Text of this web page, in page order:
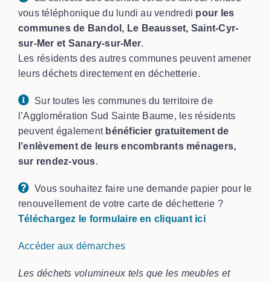
vous téléphonique du lundi au vendredi pour les
communes de Bandol, Le Beausset, Saint-Cyr-
sur-Mer et Sanary-sur-Mer.
Les résidents des autres communes peuvent amener
leurs déchets directement en déchetterie.
Sur toutes les communes du territoire de
l’Agglomération Sud Sainte Baume, les résidents
peuvent également bénéficier gratuitement de
l’enlèvement de leurs encombrants ménagers,
sur rendez-vous.
Vous souhaitez faire une demande papier pour le
renouvellement de votre carte de déchetterie ?
Téléchargez le formulaire en cliquant ici
Accéder aux démarches
Les déchets volumineux tels que les meubles et